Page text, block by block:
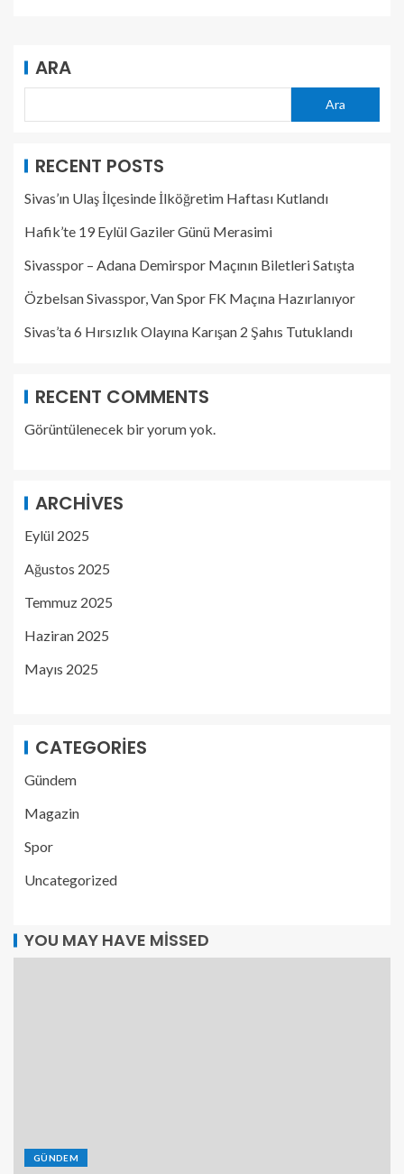
ARA
Ara
RECENT POSTS
Sivas’ın Ulaş İlçesinde İlköğretim Haftası Kutlandı
Hafik’te 19 Eylül Gaziler Günü Merasimi
Sivasspor – Adana Demirspor Maçının Biletleri Satışta
Özbelsan Sivasspor, Van Spor FK Maçına Hazırlanıyor
Sivas’ta 6 Hırsızlık Olayına Karışan 2 Şahıs Tutuklandı
RECENT COMMENTS
Görüntülenecek bir yorum yok.
ARCHIVES
Eylül 2025
Ağustos 2025
Temmuz 2025
Haziran 2025
Mayıs 2025
CATEGORIES
Gündem
Magazin
Spor
Uncategorized
YOU MAY HAVE MISSED
GÜNDEM